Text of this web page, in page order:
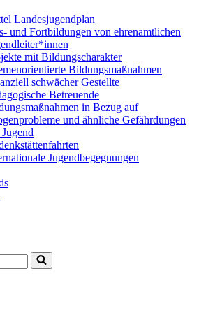
Landesjugendplan
und Fortbildungen von ehrenamtlichen
mit Bildungscharakter
Bildungsmaßnahmen
schwächer Gestellte
Betreuende
in Bezug auf
und ähnliche Gefährdungen
Jugendbegegnungen